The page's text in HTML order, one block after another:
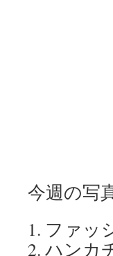
今週の写
1. ファッ
2. ハンカ